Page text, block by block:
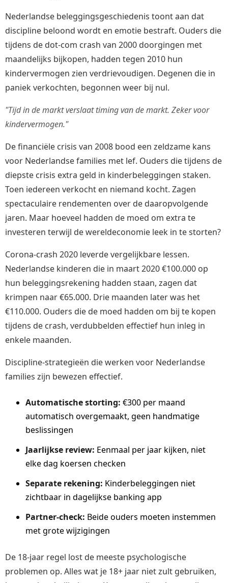
Nederlandse beleggingsgeschiedenis toont aan dat
discipline beloond wordt en emotie bestraft. Ouders die
tijdens de dot-com crash van 2000 doorgingen met
maandelijks bijkopen, hadden tegen 2010 hun
kindervermogen zien verdrievoudigen. Degenen die in
paniek verkochten, begonnen weer bij nul.
"Tijd in de markt verslaat timing van de markt. Zeker voor
kindervermogen."
De financiële crisis van 2008 bood een zeldzame kans
voor Nederlandse families met lef. Ouders die tijdens de
diepste crisis extra geld in kinderbeleggingen staken.
Toen iedereen verkocht en niemand kocht. Zagen
spectaculaire rendementen over de daaropvolgende
jaren. Maar hoeveel hadden de moed om extra te
investeren terwijl de wereldeconomie leek in te storten?
Corona-crash 2020 leverde vergelijkbare lessen.
Nederlandse kinderen die in maart 2020 €100.000 op
hun beleggingsrekening hadden staan, zagen dat
krimpen naar €65.000. Drie maanden later was het
€110.000. Ouders die de moed hadden om bij te kopen
tijdens de crash, verdubbelden effectief hun inleg in
enkele maanden.
Discipline-strategieën die werken voor Nederlandse
families zijn bewezen effectief.
Automatische storting: €300 per maand
automatisch overgemaakt, geen handmatige
beslissingen
Jaarlijkse review: Eenmaal per jaar kijken, niet
elke dag koersen checken
Separate rekening: Kinderbeleggingen niet
zichtbaar in dagelijkse banking app
Partner-check: Beide ouders moeten instemmen
met grote wijzigingen
De 18-jaar regel lost de meeste psychologische
problemen op. Alles wat je 18+ jaar niet zult gebruiken,